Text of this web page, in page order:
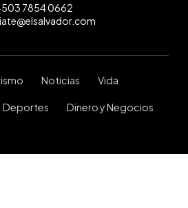
7854 0662
Noticias Vida
Deportes Dinero y Negocios